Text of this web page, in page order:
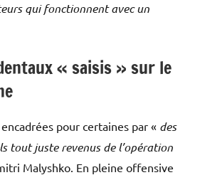
qui fonctionnent avec un
« saisis » sur le
pour certaines par « des
tout juste revenus de l’opération
Malyshko. En pleine offensive